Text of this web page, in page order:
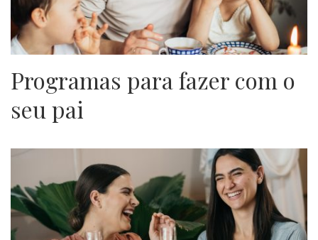
Programas para fazer com o
seu pai